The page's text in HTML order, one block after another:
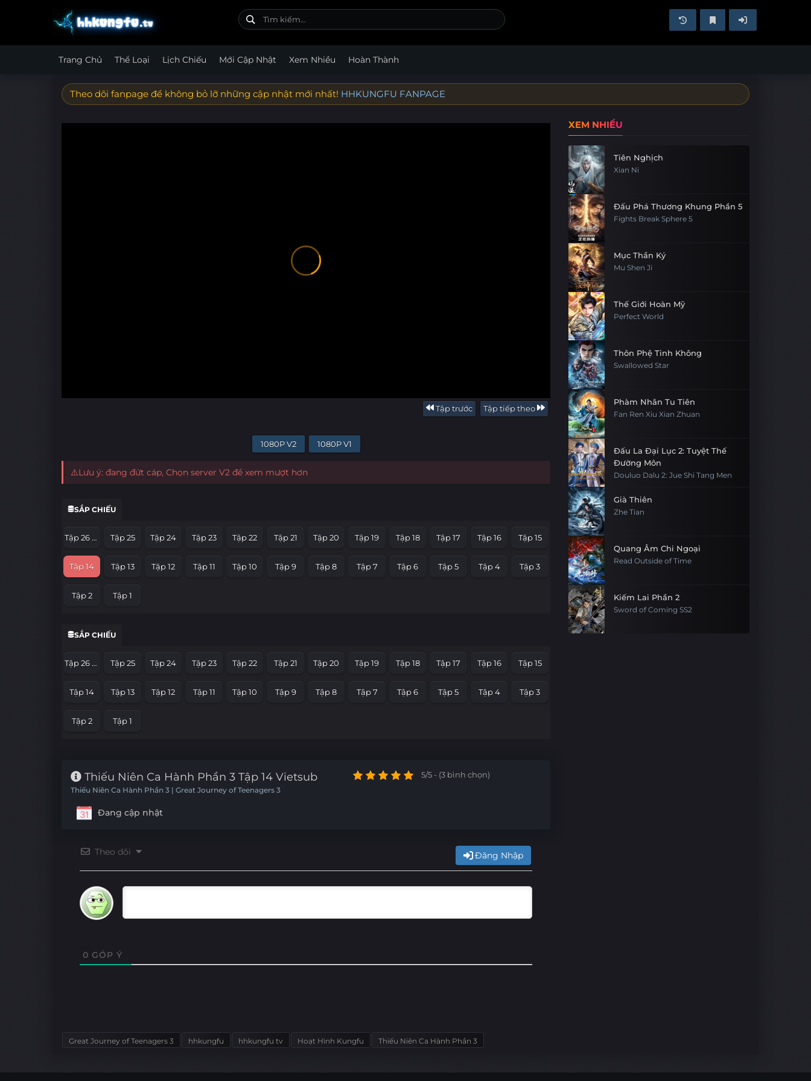
Trang Chủ Thể Loại Lịch Chiếu Mới Cập Nhật Xem Nhiều Hoàn Thành
Theo dõi fanpage để không bỏ lỡ những cập nhật mới nhất! HHKUNGFU FANPAGE
Tập trước Tập tiếp theo
1080P V2 1080P V1
⚠️Lưu ý: đang đứt cáp, Chọn server V2 để xem mượt hơn
SẮP CHIẾU
Tập 26 Hết Phần Tập 25 Tập 24 Tập 23 Tập 22 Tập 21 Tập 20 Tập 19 Tập 18 Tập 17 Tập 16 Tập 15
Tập 14 Tập 13 Tập 12 Tập 11 Tập 10 Tập 9 Tập 8 Tập 7 Tập 6 Tập 5 Tập 4 Tập 3
Tập 2 Tập 1
SẮP CHIẾU
Tập 26 Hết Phần Tập 25 Tập 24 Tập 23 Tập 22 Tập 21 Tập 20 Tập 19 Tập 18 Tập 17 Tập 16 Tập 15
Tập 14 Tập 13 Tập 12 Tập 11 Tập 10 Tập 9 Tập 8 Tập 7 Tập 6 Tập 5 Tập 4 Tập 3
Tập 2 Tập 1
Thiếu Niên Ca Hành Phần 3 Tập 14 Vietsub
Thiếu Niên Ca Hành Phần 3 | Great Journey of Teenagers 3
Đang cập nhật
5/5 - (3 bình chọn)
Theo dõi Đăng Nhập
0 GÓP Ý
Great Journey of Teenagers 3 hhkungfu hhkungfu tv Hoạt Hình Kungfu Thiếu Niên Ca Hành Phần 3
XEM NHIỀU
Tiên Nghịch
Xian Ni
Đấu Phá Thương Khung Phần 5
Fights Break Sphere 5
Mục Thần Ký
Mu Shen Ji
Thế Giới Hoàn Mỹ
Perfect World
Thôn Phệ Tinh Không
Swallowed Star
Phàm Nhân Tu Tiên
Fan Ren Xiu Xian Zhuan
Đấu La Đại Lục 2: Tuyệt Thế
Đường Môn
Douluo Dalu 2: Jue Shi Tang Men
Già Thiên
Zhe Tian
Quang Âm Chi Ngoại
Read Outside of Time
Kiếm Lai Phần 2
Sword of Coming SS2